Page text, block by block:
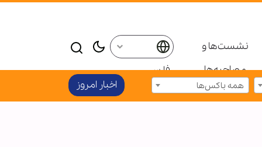
نشست‌ها و
مصاحبه‌ها
فارسی
همه باکس‌ها اخبار امروز